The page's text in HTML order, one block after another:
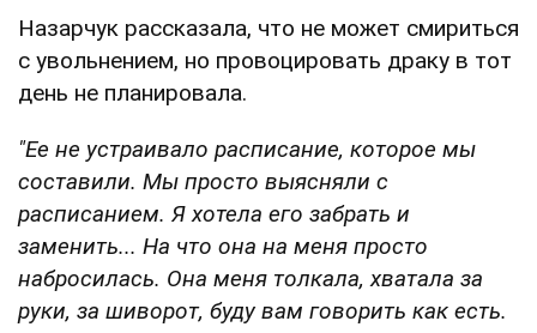
Назарчук рассказала, что не может смириться
с увольнением, но провоцировать драку в тот
день не планировала.
"Ее не устраивало расписание, которое мы
составили. Мы просто выясняли с
расписанием. Я хотела его забрать и
заменить... На что она на меня просто
набросилась. Она меня толкала, хватала за
руки, за шиворот, буду вам говорить как есть.